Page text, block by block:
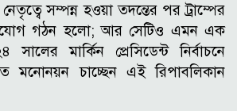
নেতৃত্বে সম্পন্ন হওয়া তদন্তের পর ট্রাম্পের
গঠন হলো; আর সেটিও এমন এক
মার্কিন প্রেসিডেন্ট নির্বাচনে
মনোনয়ন চাচ্ছেন এই রিপাবলিকান